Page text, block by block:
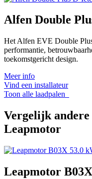
Alfen Double
Het Alfen EVE Double
performantie,
toekomstgericht design.
Meer info
Vind een installateur
Toon alle laadpalen
Vergelijk andere
Leapmotor
Leapmotor